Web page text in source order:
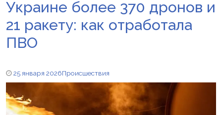
Украине более 370 дронов и
21 ракету: как отработала
ПВО
25 января 2026Происшествия